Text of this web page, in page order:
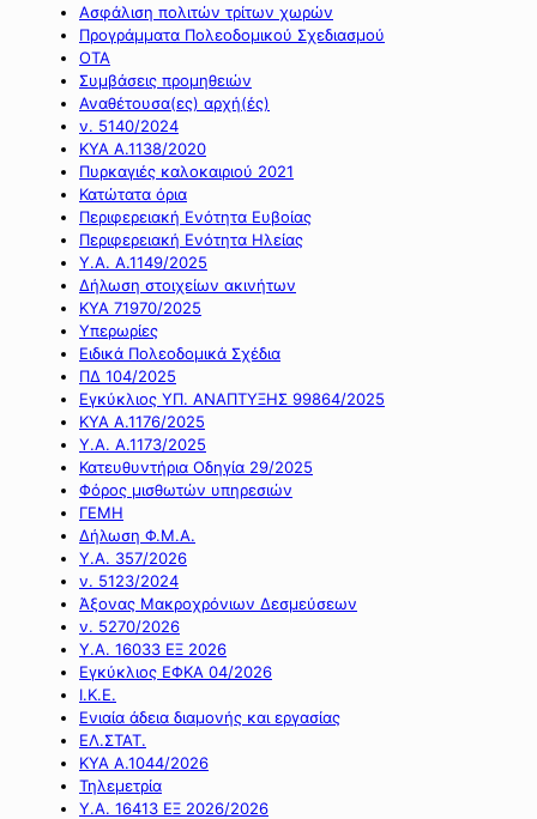
Ασφάλιση πολιτών τρίτων χωρών
Προγράμματα Πολεοδομικού Σχεδιασμού
ΟΤΑ
Συμβάσεις προμηθειών
Αναθέτουσα(ες) αρχή(ές)
ν. 5140/2024
ΚΥΑ Α.1138/2020
Πυρκαγιές καλοκαιριού 2021
Κατώτατα όρια
Περιφερειακή Ενότητα Ευβοίας
Περιφερειακή Ενότητα Ηλείας
Υ.Α. Α.1149/2025
Δήλωση στοιχείων ακινήτων
ΚΥΑ 71970/2025
Υπερωρίες
Ειδικά Πολεοδομικά Σχέδια
ΠΔ 104/2025
Εγκύκλιος ΥΠ. ΑΝΑΠΤΥΞΗΣ 99864/2025
ΚΥΑ Α.1176/2025
Υ.Α. Α.1173/2025
Κατευθυντήρια Οδηγία 29/2025
Φόρος μισθωτών υπηρεσιών
ΓΕΜΗ
Δήλωση Φ.Μ.Α.
Υ.Α. 357/2026
ν. 5123/2024
Άξονας Μακροχρόνιων Δεσμεύσεων
ν. 5270/2026
Υ.Α. 16033 ΕΞ 2026
Εγκύκλιος ΕΦΚΑ 04/2026
Ι.Κ.Ε.
Ενιαία άδεια διαμονής και εργασίας
ΕΛ.ΣΤΑΤ.
ΚΥΑ Α.1044/2026
Τηλεμετρία
Υ.Α. 16413 ΕΞ 2026/2026